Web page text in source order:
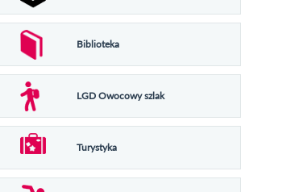
Biblioteka
LGD Owocowy szlak
Turystyka